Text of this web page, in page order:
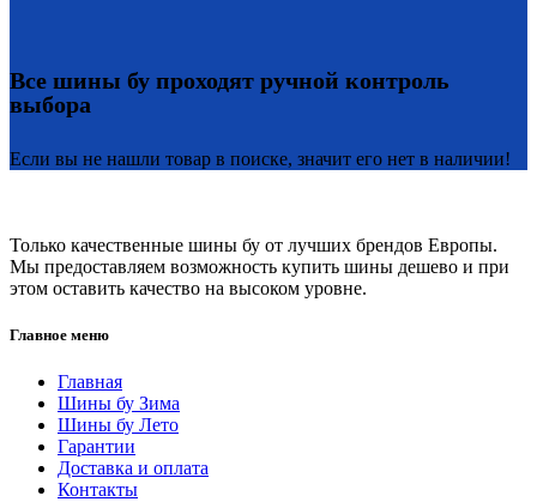
Все шины бу проходят ручной контроль
выбора
Если вы не нашли товар в поиске, значит его нет в наличии!
Только качественные шины бу от лучших брендов Европы.
Мы предоставляем возможность купить шины дешево и при
этом оставить качество на высоком уровне.
Главное меню
Главная
Шины бу Зима
Шины бу Лето
Гарантии
Доставка и оплата
Контакты